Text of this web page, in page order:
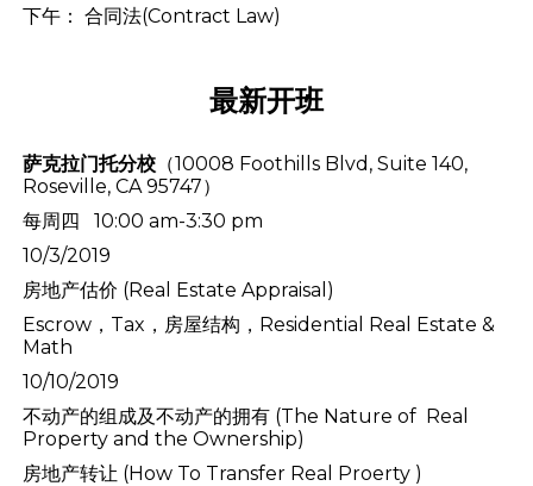
下午： 合同法(Contract Law)
最新开班
萨克拉门托分校（10008 Foothills Blvd, Suite 140,
Roseville, CA 95747）
每周四 10:00 am-3:30 pm
10/3/2019
房地产估价 (Real Estate Appraisal)
Escrow，Tax，房屋结构，Residential Real Estate &
Math
10/10/2019
不动产的组成及不动产的拥有 (The Nature of Real
Property and the Ownership)
房地产转让 (How To Transfer Real Proerty )